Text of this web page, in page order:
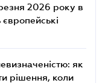
2026 року в
європейські
як
рішення, коли